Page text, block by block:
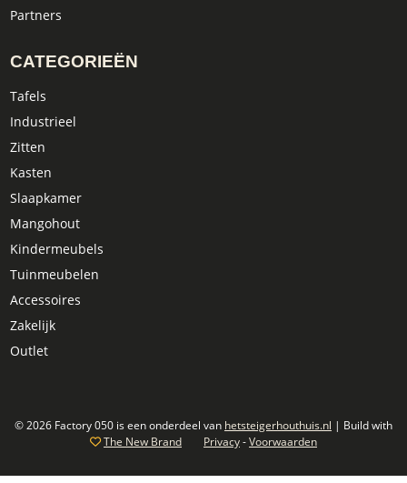
Partners
CATEGORIEËN
Tafels
Industrieel
Zitten
Kasten
Slaapkamer
Mangohout
Kindermeubels
Tuinmeubelen
Accessoires
Zakelijk
Outlet
© 2026 Factory 050 is een onderdeel van hetsteigerhouthuis.nl | Build with
The New Brand
Privacy-Voorwaarden